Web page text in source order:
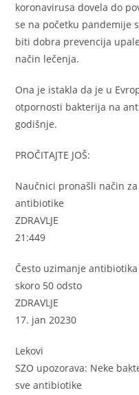
koronavirusa dovela do
se na početku pandemije
biti dobra prevencija
način lečenja.
Ona je istakla da je u
otpornosti bakterija na
godišnje.
PROČITAJTE JOŠ:
Naučnici pronašli način
antibiotike
ZDRAVLJE
21:449
Često uzimanje
skoro 50 odsto
ZDRAVLJE
17. jan 20230
Lekovi
SZO upozorava: Neke
sve antibiotike